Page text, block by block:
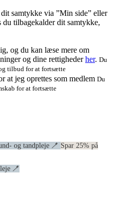
samtykke via ”Min side” eller
tilbagekalder dit samtykke,
og du kan læse mere om
og dine rettighederher. Du
tilbud for at fortsætte
at jeg oprettes som medlem Du
for at fortsætte
og tandpleje 🪥 Spar 25% på
🪥